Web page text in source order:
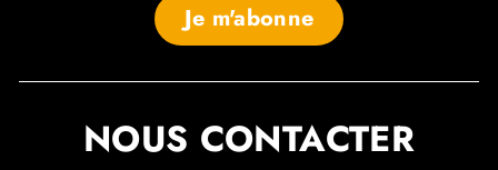
Je m'abonne
NOUS CONTACTER